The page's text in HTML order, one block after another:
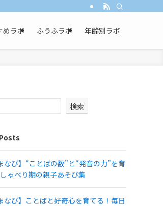
めラボ ふうふラボ 年齢別ラボ
検索
なび】“ことばの数”と“発音の力”を育
ゃべり期の親子あそび集
なび】ことばと好奇心を育てる！毎日